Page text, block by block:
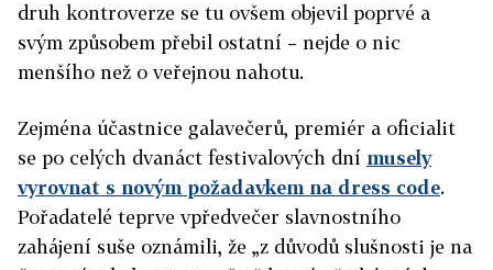
druh kontroverze se tu ovšem objevil poprvé a
svým způsobem přebil ostatní – nejde o nic
menšího než o veřejnou nahotu.
Zejména účastnice galavečerů, premiér a oficialit
se po celých dvanáct festivalových dní musely
vyrovnat s novým požadavkem na dress code.
Pořadatelé teprve vpředvečer slavnostního
zahájení suše oznámili, že „z důvodů slušnosti je na